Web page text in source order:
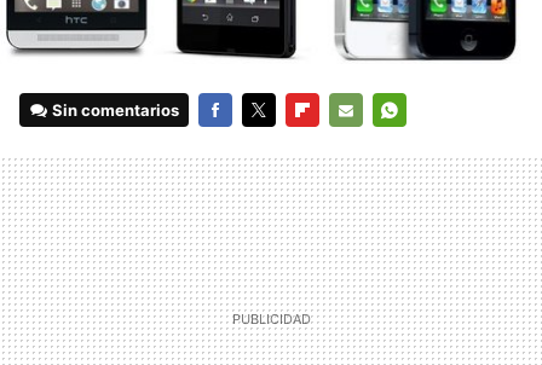
Sin comentarios
MAIL